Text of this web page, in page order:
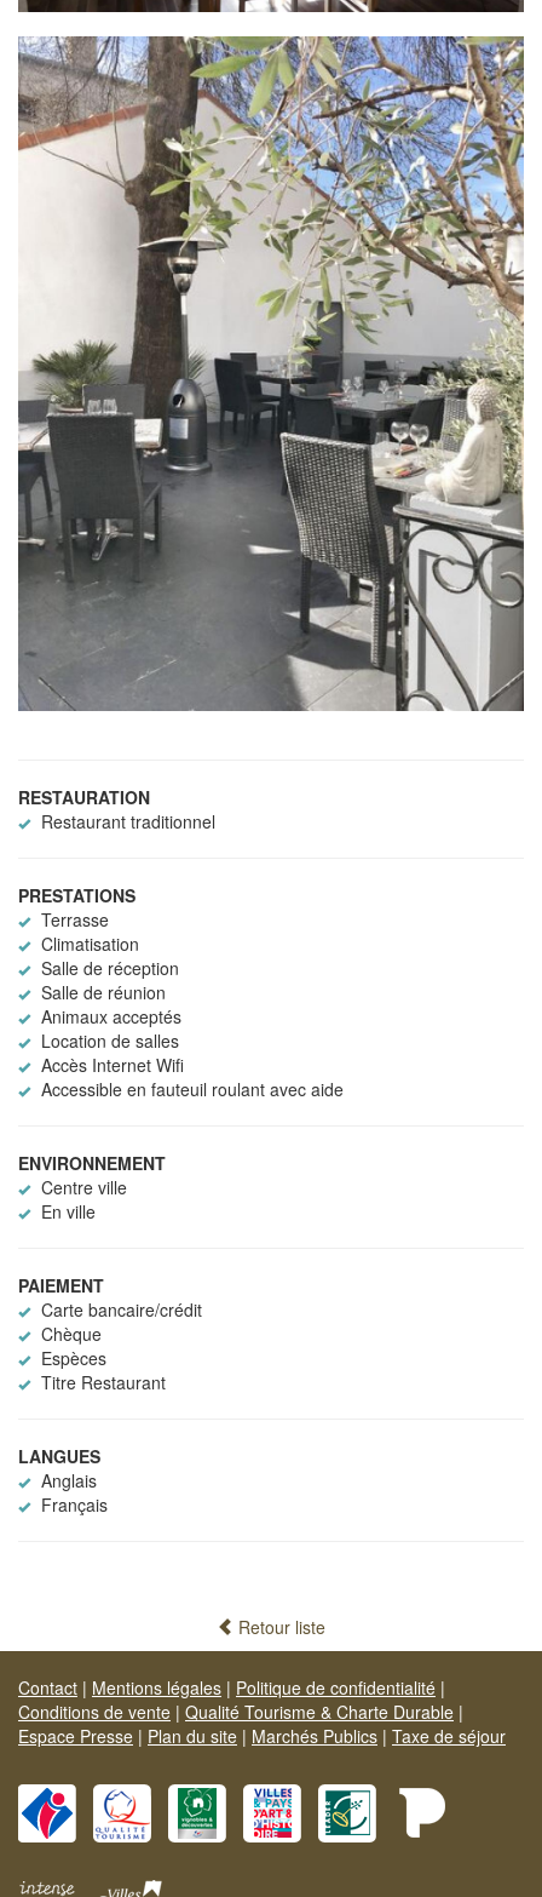
RESTAURATION
Restaurant traditionnel
PRESTATIONS
Terrasse
Climatisation
Salle de réception
Salle de réunion
Animaux acceptés
Location de salles
Accès Internet Wifi
Accessible en fauteuil roulant avec aide
ENVIRONNEMENT
Centre ville
En ville
PAIEMENT
Carte bancaire/crédit
Chèque
Espèces
Titre Restaurant
LANGUES
Anglais
Français
Retour liste
Contact | Mentions légales | Politique de confidentialité |
Conditions de vente | Qualité Tourisme & Charte Durable |
Espace Presse | Plan du site | Marchés Publics | Taxe de séjour